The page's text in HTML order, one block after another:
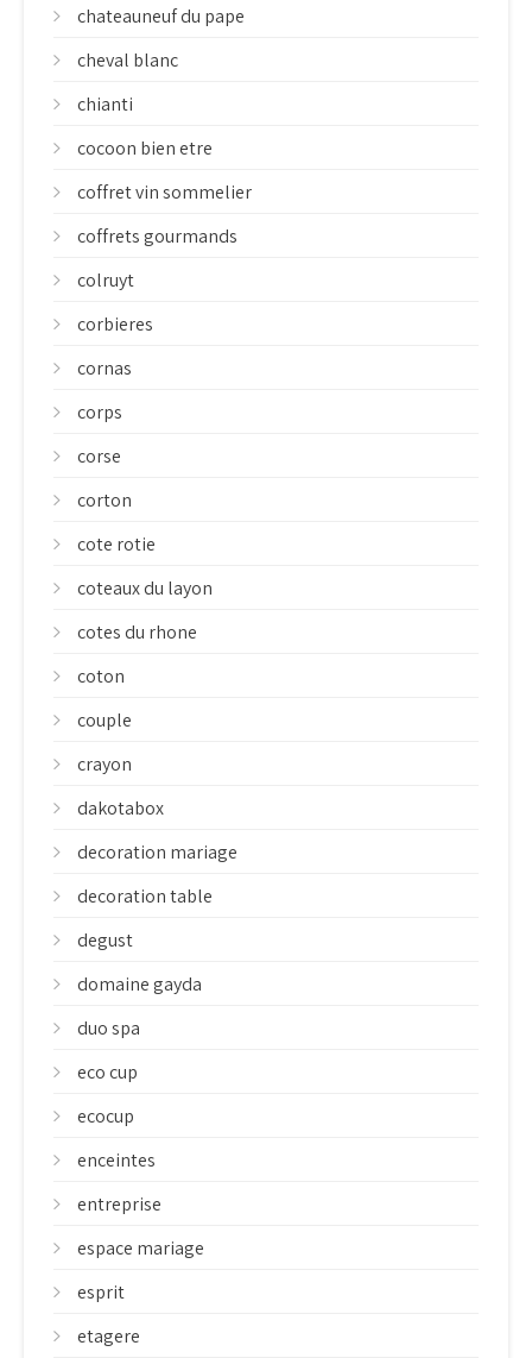
chateauneuf du pape
cheval blanc
chianti
cocoon bien etre
coffret vin sommelier
coffrets gourmands
colruyt
corbieres
cornas
corps
corse
corton
cote rotie
coteaux du layon
cotes du rhone
coton
couple
crayon
dakotabox
decoration mariage
decoration table
degust
domaine gayda
duo spa
eco cup
ecocup
enceintes
entreprise
espace mariage
esprit
etagere